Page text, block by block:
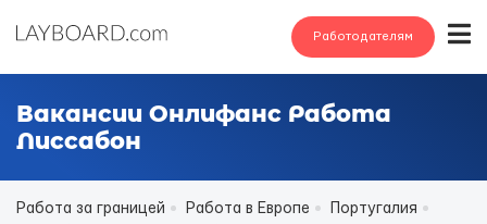
Работодателям
Вакансии Онлифанс Работа
Лиссабон
Работа за границей Работа в Европе
Португалия